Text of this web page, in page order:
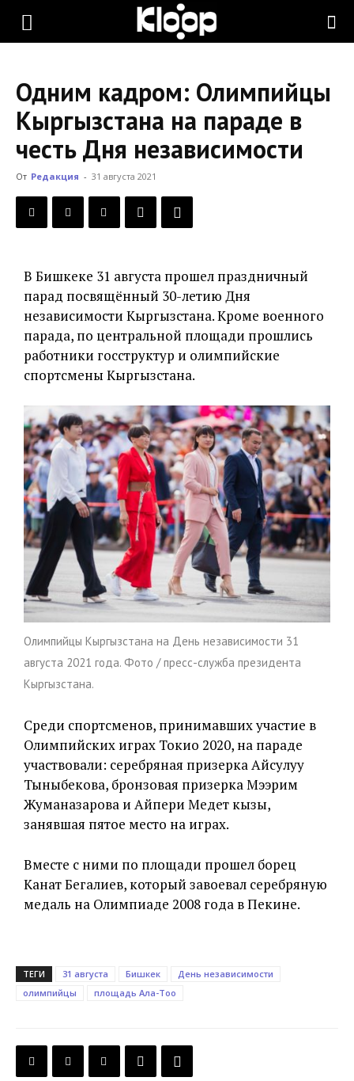
KLOOP.KG
Новости
Кыргызстана
Одним кадром: Олимпийцы
Кыргызстана на параде в
честь Дня независимости
От Редакция - 31 августа 2021
В Бишкеке 31 августа прошел праздничный
парад посвящённый 30-летию Дня
независимости Кыргызстана. Кроме военного
парада, по центральной площади прошлись
работники госструктур и олимпийские
спортсмены Кыргызстана.
Олимпийцы Кыргызстана на День независимости 31
августа 2021 года. Фото / пресс-служба президента
Кыргызстана.
Среди спортсменов, принимавших участие в
Олимпийских играх Токио 2020, на параде
участвовали: серебряная призерка Айсулуу
Тыныбекова, бронзовая призерка Мээрим
Жуманазарова и Айпери Медет кызы,
занявшая пятое место на играх.
Вместе с ними по площади прошел борец
Канат Бегалиев, который завоевал серебряную
медаль на Олимпиаде 2008 года в Пекине.
ТЕГИ 31 августа Бишкек
День независимости
олимпийцы
площадь Ала-Тоо